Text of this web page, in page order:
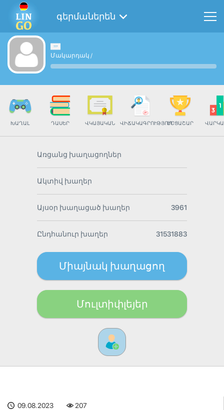
գերմաներեն
Մակարդակ /
ԽԱՂԱԼ ԴԱՍԵՐ ՎԿԱՅԱԿԱՆ ՎԻՃԱԿԱԳՐՈՒԹՅՈՒՆՄՐՑԱՇԱՐ
Առցանց խաղացողներ
Ակտիվ խաղեր
Այսօր խաղացած խաղեր 3961
Ընդհանուր խաղեր 31531883
Միայնակ խաղացող
Մուլտիփլեյեր
09.08.2023 207